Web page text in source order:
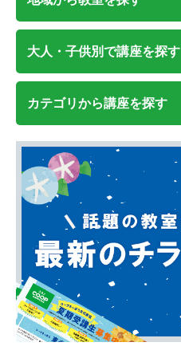
大人・子供別で講座を探す
カテゴリから講座を探す